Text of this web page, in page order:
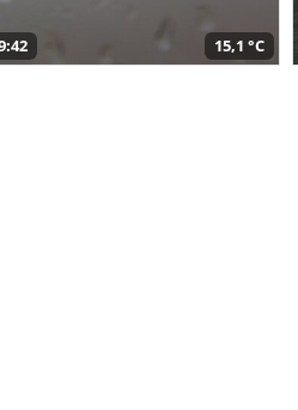
15,1 °C